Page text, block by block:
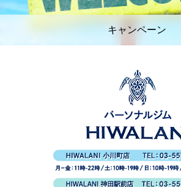
キャンペーン